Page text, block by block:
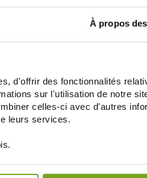
À propos
d'offrir des fonctionnalités
sur l'utilisation de notre
celles-ci avec d'autres
leurs services.
50ML
7,42 €
6,30 €
AÑADIR A LA CESTA